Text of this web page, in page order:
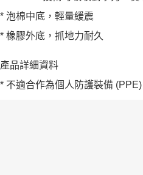
* 泡棉中底，輕量緩震
* 橡膠外底，抓地力耐久
產品詳細資料
* 不適合作為個人防護裝備 (PPE)